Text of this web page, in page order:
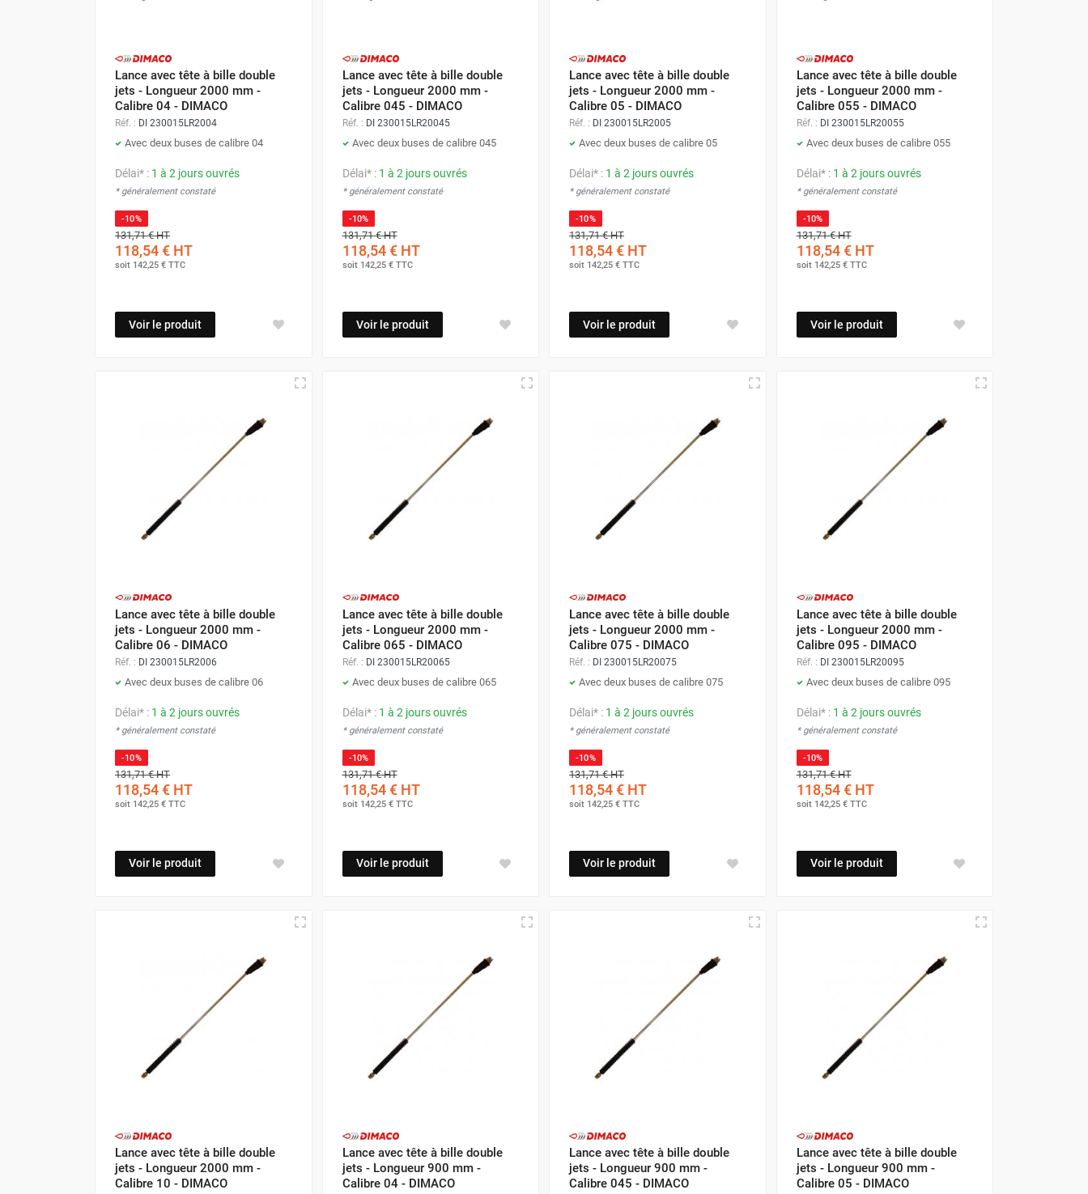
NETTOYEUR HAUTE
PRESSION ET
PULVÉRISATEUR
MOTOPOMPE ET POMPE À
DU SOL
ÉQUIPEMENT DE
PROTECTION INDIVIDUELLE
DÉNEIGEMENT
STOCKAGE, CUVE ET
TRAITEMENT DE L'AIR
Lance avec tête à bille double
jets - Longueur 2000 mm -
Calibre 04 - DIMACO
Réf. : DI 230015LR2004
Avec deux buses de calibre 04
Délai* : 1 à 2 jours ouvrés
* généralement constaté
-10%
131,71 €HT
118,54 € HT
soit 142,25 € TTC
Voir le produit
Lance avec tête à bille double
jets - Longueur 2000 mm -
Calibre 045 - DIMACO
Réf. : DI 230015LR20045
Avec deux buses de calibre 045
Délai* : 1 à 2 jours ouvrés
* généralement constaté
-10%
131,71 €HT
118,54 €HT
soit 142,25 €TTC
Voir le produit
Lance avec tête à bille double
jets - Longueur 2000 mm -
Calibre 05 - DIMACO
Réf. : DI 230015LR2005
Avec deux buses de calibre 05
Délai* : 1 à 2 jours ouvrés
* généralement constaté
-10%
131,71 €HT
118,54 € HT
soit 142,25 € TTC
Voir le produit
Lance avec tête à bille double
jets - Longueur 2000 mm -
Calibre 055 - DIMACO
Réf. : DI 230015LR20055
Avec deux buses de calibre 055
Délai* : 1 à 2 jours ouvrés
* généralement constaté
-10%
131,71 €HT
118,54 €HT
soit 142,25 €TTC
Voir le produit
Lance avec tête à bille double
jets - Longueur 2000 mm -
Calibre 06 - DIMACO
Réf. : DI 230015LR2006
Avec deux buses de calibre 06
Délai* : 1 à 2 jours ouvrés
* généralement constaté
-10%
131,71 €HT
118,54 € HT
soit 142,25 € TTC
Voir le produit
Lance avec tête à bille double
jets - Longueur 2000 mm -
Calibre 065 - DIMACO
Réf. : DI 230015LR20065
Avec deux buses de calibre 065
Délai* : 1 à 2 jours ouvrés
* généralement constaté
-10%
131,71 €HT
118,54 €HT
soit 142,25 €TTC
Voir le produit
Lance avec tête à bille double
jets - Longueur 2000 mm -
Calibre 075 - DIMACO
Réf. : DI 230015LR20075
Avec deux buses de calibre 075
Délai* : 1 à 2 jours ouvrés
* généralement constaté
-10%
131,71 €HT
118,54 € HT
soit 142,25 € TTC
Voir le produit
Lance avec tête à bille double
jets - Longueur 2000 mm -
Calibre 095 - DIMACO
Réf. : DI 230015LR20095
Avec deux buses de calibre 095
Délai* : 1 à 2 jours ouvrés
* généralement constaté
-10%
131,71 €HT
118,54 €HT
soit 142,25 €TTC
Voir le produit
Lance avec tête à bille double
jets - Longueur 2000 mm -
Calibre 10 - DIMACO
Lance avec tête à bille double
jets - Longueur 900 mm -
Calibre 04 - DIMACO
Lance avec tête à bille double
jets - Longueur 900 mm -
Calibre 045 - DIMACO
Lance avec tête à bille double
jets - Longueur 900 mm -
Calibre 05 - DIMACO